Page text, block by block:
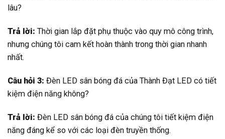
lâu?
Trả lời: Thời gian lắp đặt phụ thuộc vào quy mô công trình,
nhưng chúng tôi cam kết hoàn thành trong thời gian nhanh
nhất.
Câu hỏi 3: Đèn LED sân bóng đá của Thành Đạt LED có tiết
kiệm điện năng không?
Trả lời: Đèn LED sân bóng đá của chúng tôi tiết kiệm điện
năng đáng kể so với các loại đèn truyền thống.